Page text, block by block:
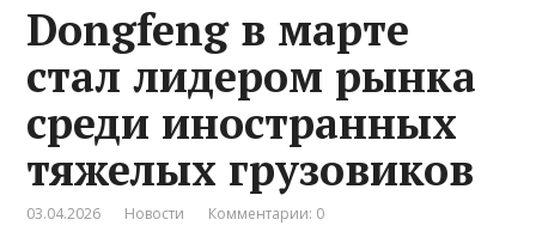
Dongfeng в марте
стал лидером рынка
среди иностранных
тяжелых грузовиков
03.04.2026 Новости Комментарии: 0